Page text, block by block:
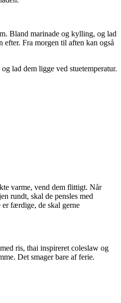
Bland marinade og kylling, og lad
Fra morgen til aften kan også
lad dem ligge ved stuetemperatur.
varme, vend dem flittigt. Når
rundt, skal de pensles med
er færdige, de skal gerne
ris, thai inspireret coleslaw og
Det smager bare af ferie.